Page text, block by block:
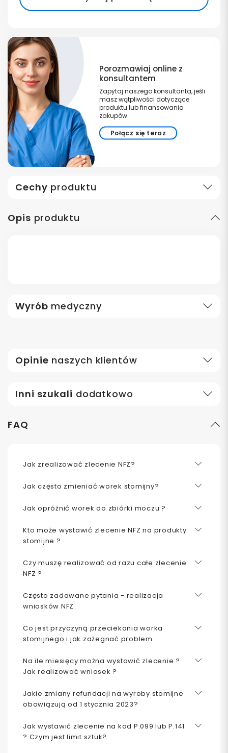
Porozmawiaj online z
konsultantem
Zapytaj naszego konsultanta, jeśli
masz wątpliwości dotyczące
produktu lub finansowania
zakupów.
Połącz się teraz
Cechy produktu
Opis produktu
Wyrób medyczny
Opinie naszych klientów
Inni szukali dodatkowo
FAQ
Jak zrealizować zlecenie NFZ?
Jak często zmieniać worek stomijny?
Jak opróżnić worek do zbiórki moczu ?
Kto może wystawić zlecenie NFZ na produkty
stomijne ?
Czy muszę realizować od razu całe zlecenie
NFZ ?
Często zadawane pytania - realizacja
wniosków NFZ
Co jest przyczyną przeciekania worka
stomijnego i jak zażegnać problem
Na ile miesięcy można wystawić zlecenie ?
Jak realizować wniosek ?
Jakie zmiany refundacji na wyroby stomijne
obowiązują od 1 stycznia 2023?
Jak wystawić zlecenie na kod P.099 lub P.141
? Czym jest limit sztuk?